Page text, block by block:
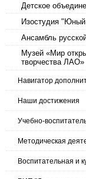
Детское
Изостудия
Ансамбль
Музей «Мир
творчества ЛАО»
Навигатор
Наши достижения
Учебно-
Методическая
Воспитательная и